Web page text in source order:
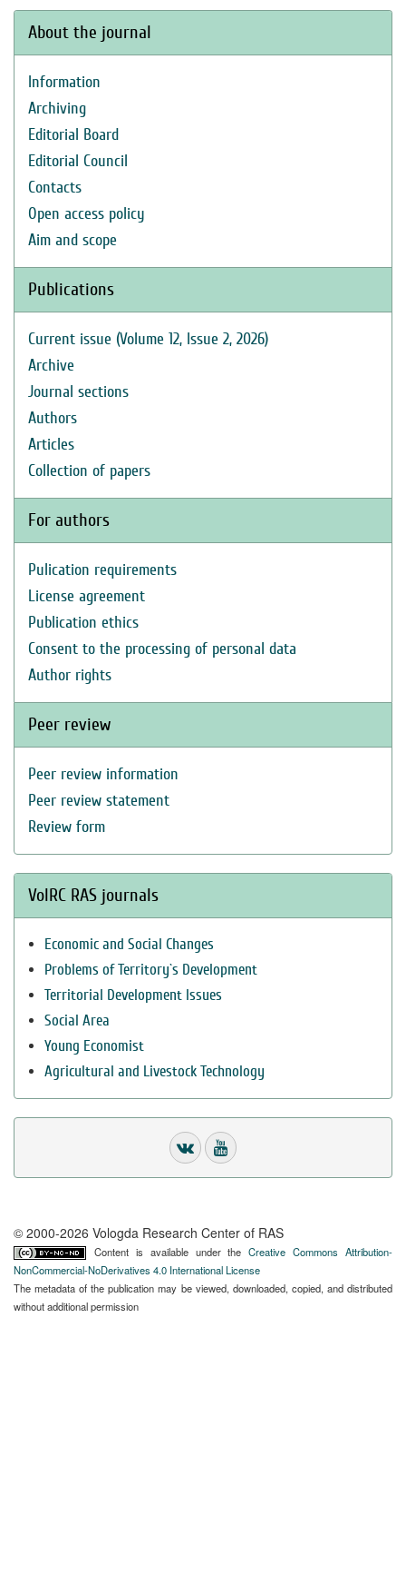
About the journal
Information
Archiving
Editorial Board
Editorial Council
Contacts
Open access policy
Aim and scope
Publications
Current issue (Volume 12, Issue 2, 2026)
Archive
Journal sections
Authors
Articles
Collection of papers
For authors
Pulication requirements
License agreement
Publication ethics
Consent to the processing of personal data
Author rights
Peer review
Peer review information
Peer review statement
Review form
VolRC RAS journals
Economic and Social Changes
Problems of Territory`s Development
Territorial Development Issues
Social Area
Young Economist
Agricultural and Livestock Technology
© 2000-2026 Vologda Research Center of RAS
Content is available under theCreative Commons Attribution-
NonCommercial-NoDerivatives 4.0 International License
The metadata of the publication may be viewed, downloaded, copied, and distributed
without additional permission